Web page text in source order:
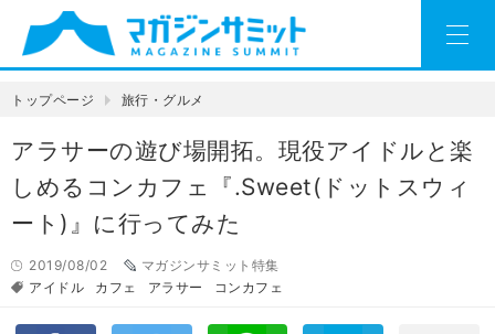
トップページ 旅行・グルメ
アラサーの遊び場開拓。現役アイドルと楽
しめるコンカフェ『.Sweet(ドットスウィ
ート)』に行ってみた
2019/08/02
マガジンサミット特集
アイドル
カフェ アラサー コンカフェ